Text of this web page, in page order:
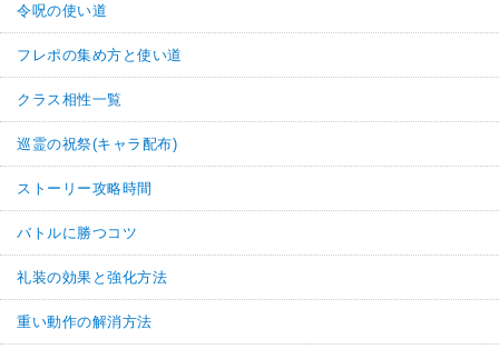
令呪の使い道
フレポの集め方と使い道
クラス相性一覧
巡霊の祝祭(キャラ配布)
ストーリー攻略時間
バトルに勝つコツ
礼装の効果と強化方法
重い動作の解消方法